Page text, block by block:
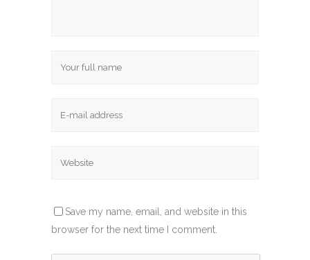
Save my name, email, and website in this
browser for the next time I comment.